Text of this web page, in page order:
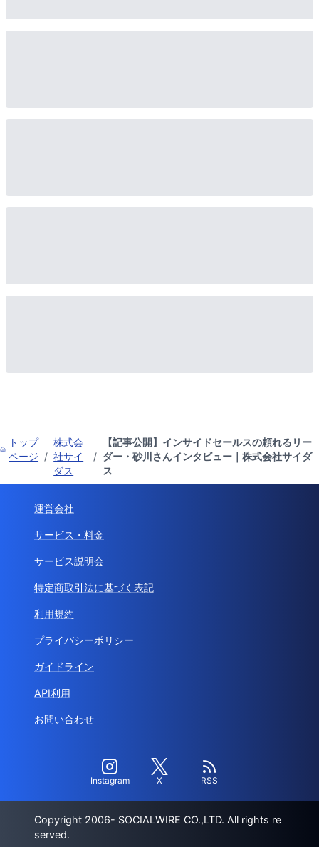
トップ
ページ /
株式会
社サイ
ダス
/
【記事公開】インサイドセールスの頼れるリー
ダー・砂川さんインタビュー｜株式会社サイダ
ス
運営会社
サービス・料金
サービス説明会
特定商取引法に基づく表記
利用規約
プライバシーポリシー
ガイドライン
API利用
お問い合わせ
Instagram X RSS
Copyright 2006- SOCIALWIRE CO.,LTD. All rights re
served.